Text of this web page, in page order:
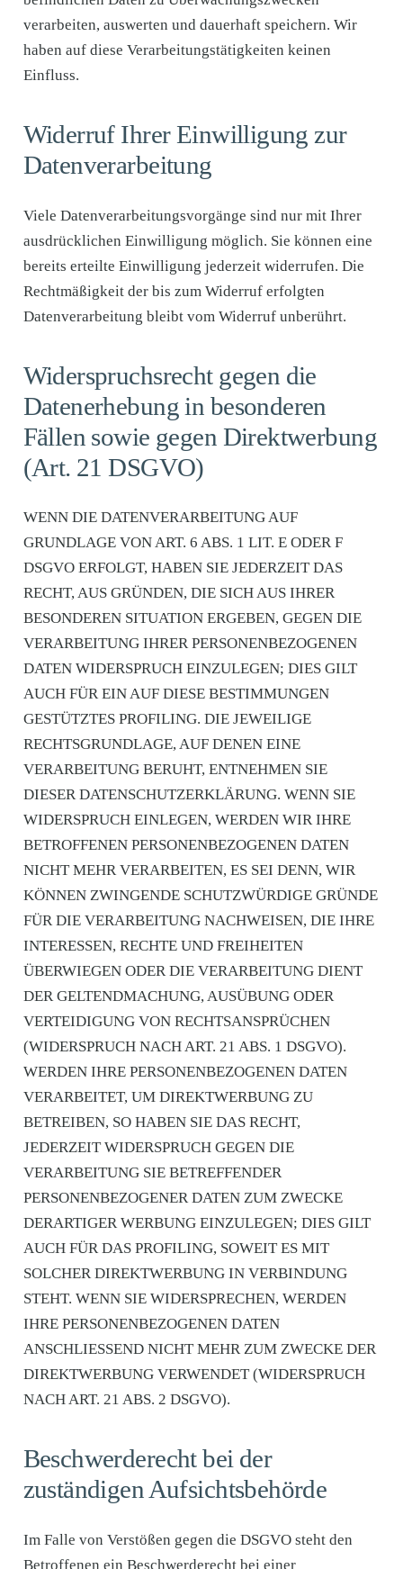
verarbeiten, auswerten und dauerhaft speichern. Wir
haben auf diese Verarbeitungstätigkeiten keinen
Einfluss.
Widerruf Ihrer Einwilligung zur
Datenverarbeitung
Viele Datenverarbeitungsvorgänge sind nur mit Ihrer
ausdrücklichen Einwilligung möglich. Sie können eine
bereits erteilte Einwilligung jederzeit widerrufen. Die
Rechtmäßigkeit der bis zum Widerruf erfolgten
Datenverarbeitung bleibt vom Widerruf unberührt.
Widerspruchsrecht gegen die
Datenerhebung in besonderen
Fällen sowie gegen Direktwerbung
(Art. 21 DSGVO)
WENN DIE DATENVERARBEITUNG AUF
GRUNDLAGE VON ART. 6 ABS. 1 LIT. E ODER F
DSGVO ERFOLGT, HABEN SIE JEDERZEIT DAS
RECHT, AUS GRÜNDEN, DIE SICH AUS IHRER
BESONDEREN SITUATION ERGEBEN, GEGEN DIE
VERARBEITUNG IHRER PERSONENBEZOGENEN
DATEN WIDERSPRUCH EINZULEGEN; DIES GILT
AUCH FÜR EIN AUF DIESE BESTIMMUNGEN
GESTÜTZTES PROFILING. DIE JEWEILIGE
RECHTSGRUNDLAGE, AUF DENEN EINE
VERARBEITUNG BERUHT, ENTNEHMEN SIE
DIESER DATENSCHUTZERKLÄRUNG. WENN SIE
WIDERSPRUCH EINLEGEN, WERDEN WIR IHRE
BETROFFENEN PERSONENBEZOGENEN DATEN
NICHT MEHR VERARBEITEN, ES SEI DENN, WIR
KÖNNEN ZWINGENDE SCHUTZWÜRDIGE GRÜNDE
FÜR DIE VERARBEITUNG NACHWEISEN, DIE IHRE
INTERESSEN, RECHTE UND FREIHEITEN
ÜBERWIEGEN ODER DIE VERARBEITUNG DIENT
DER GELTENDMACHUNG, AUSÜBUNG ODER
VERTEIDIGUNG VON RECHTSANSPRÜCHEN
(WIDERSPRUCH NACH ART. 21 ABS. 1 DSGVO).
WERDEN IHRE PERSONENBEZOGENEN DATEN
VERARBEITET, UM DIREKTWERBUNG ZU
BETREIBEN, SO HABEN SIE DAS RECHT,
JEDERZEIT WIDERSPRUCH GEGEN DIE
VERARBEITUNG SIE BETREFFENDER
PERSONENBEZOGENER DATEN ZUM ZWECKE
DERARTIGER WERBUNG EINZULEGEN; DIES GILT
AUCH FÜR DAS PROFILING, SOWEIT ES MIT
SOLCHER DIREKTWERBUNG IN VERBINDUNG
STEHT. WENN SIE WIDERSPRECHEN, WERDEN
IHRE PERSONENBEZOGENEN DATEN
ANSCHLIESSEND NICHT MEHR ZUM ZWECKE DER
DIREKTWERBUNG VERWENDET (WIDERSPRUCH
NACH ART. 21 ABS. 2 DSGVO).
Beschwerde­recht bei der
zuständigen Aufsichts­behörde
Im Falle von Verstößen gegen die DSGVO steht den
Betroffenen ein Beschwerderecht bei einer